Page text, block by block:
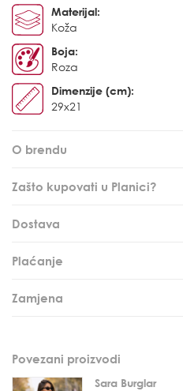
Materijal:
Koža
Boja:
Roza
Dimenzije (cm):
29x21
O brendu
Zašto kupovati u Planici?
Dostava
Plaćanje
Zamjena
Povezani proizvodi
Sara Burglar